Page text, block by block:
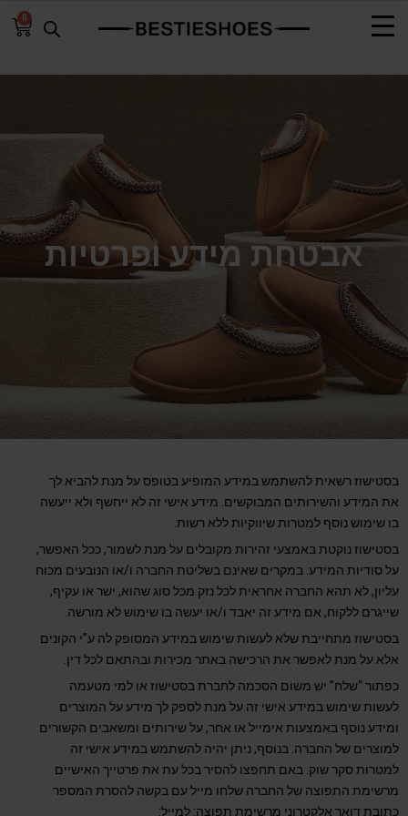
0
אבטחת מידע ופרטיות
בסטישוז רשאית להשתמש במידע המופיע בטופס על מנת להביא לך
את המידע והשירותים המבוקשים. מידע אישי זה לא ייחשף ולא ייעשה
בו שימוש נוסף למטרות שיווקיות ללא רשות.
בסטישוז נוקטת באמצעי זהירות מקובלים על מנת לשמור, ככל האפשר,
על סודיות המידע. במקרים שאינם בשליטת החברה ו/או הנובעים מכוח
עליון, לא תהא החברה אחראית לכל נזק מכל סוג שהוא, ישר או עקיף,
שייגרם ללקוח, אם מידע זה יאבד ו/או יעשה בו שימוש לא מורשה.
בסטישוז מתחייבת שלא לעשות שימוש במידע המסופק לה ע”י הקונים
אלא על מנת לאפשר את הרכישה באתר מכירות ובהתאם לכל דין.
כפתור “שלח” יש משום הסכמה לחברת בסטישוז או למי מטעמה
לעשות שימוש במידע אישי זה על מנת לספק לך מידע על המוצרים
ומידע נוסף באמצעות אימייל או אחר, על שירותים ומשאבים הקשורים
למוצרים של החברה. בנוסף, ניתן יהיה להשתמש במידע אישי זה
למטרות סקר שוק. באם תחפצו להסיר בכל עת את פרטייך האישיים
מרשימת התפוצה של החברה שלחו מייל עם בקשה להסרת המספר
כתובת דואר אלקטרוני מרשימת תפוצה: למייל: